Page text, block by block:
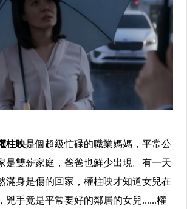
柱映是個超級忙碌的職業媽媽，平常公
是雙薪家庭，爸爸也鮮少出現。有一天
滿身是傷的回家，權柱映才知道女兒在
兇手竟是平常要好的鄰居的女兒......權